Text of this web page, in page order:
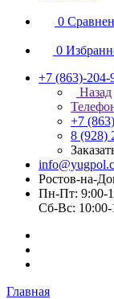
0
0
+7 (863)-204-
Назад
+7
8 (928)
Ростов-на-
Пн-Пт: 9:00-
Cб-Вс: 10:00-
Главная